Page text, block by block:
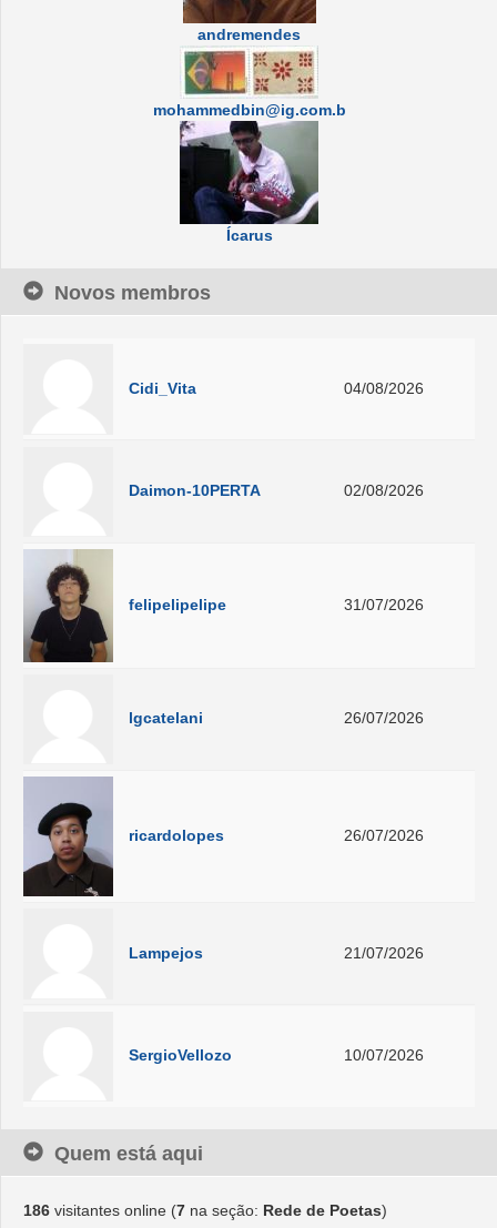
andremendes
mohammedbin@ig.com.b
Ícarus
Novos membros
Cidi_Vita 04/08/2026
Daimon-10PERTA 02/08/2026
felipelipelipe 31/07/2026
lgcatelani 26/07/2026
ricardolopes 26/07/2026
Lampejos 21/07/2026
SergioVellozo 10/07/2026
Quem está aqui
186 visitantes online (7 na seção: Rede de Poetas)